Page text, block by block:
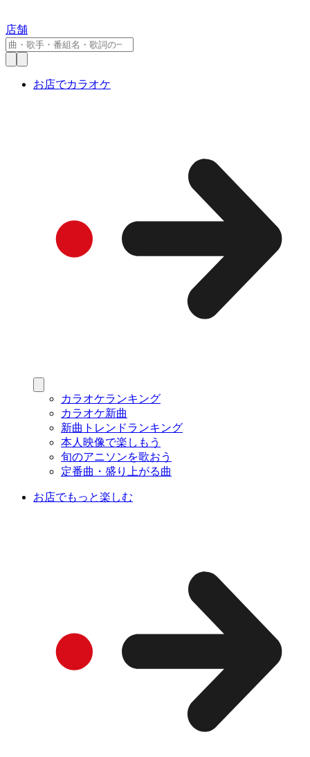
店舗
お店でカラオケ
カラオケランキング
カラオケ新曲
新曲トレンドランキング
本人映像で楽しもう
旬のアニソンを歌おう
定番曲・盛り上がる曲
お店でもっと楽しむ